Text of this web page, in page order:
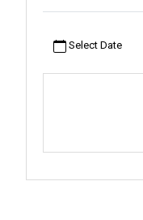
Select Date